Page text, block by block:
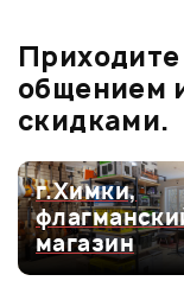
Оценка5
Оценка4
Оценка3
общением
скидками.
г.Химки,
магазин